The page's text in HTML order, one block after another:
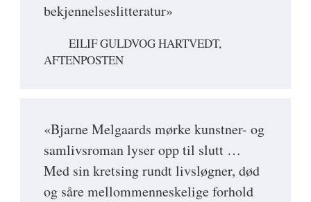
bekjennelseslitteratur»
EILIF GULDVOG HARTVEDT,
AFTENPOSTEN
«Bjarne Melgaards mørke kunstner- og
samlivsroman lyser opp til slutt …
Med sin kretsing rundt livsløgner, død
og såre mellommenneskelige forhold